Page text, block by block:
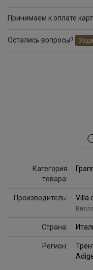
Принимаем к оплате
Остались вопросы?
Категория
товара:
Производитель: Villa
Страна:
Регион: